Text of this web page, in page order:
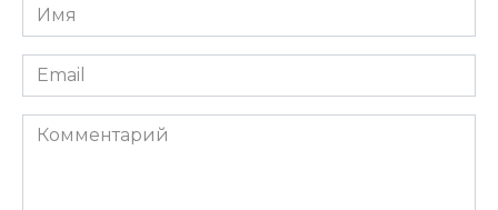
Имя
*
Email
*
Комментарий